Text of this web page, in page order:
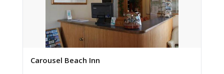
Carousel Beach Inn